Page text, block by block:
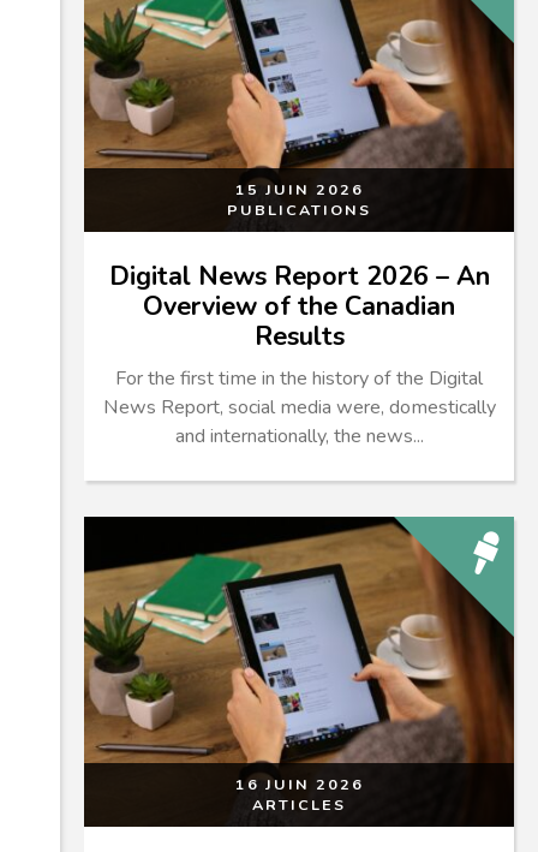
15 JUIN 2026
PUBLICATIONS
Digital News Report 2026 – An
Overview of the Canadian
Results
For the first time in the history of the Digital
News Report, social media were, domestically
and internationally, the news...
16 JUIN 2026
ARTICLES